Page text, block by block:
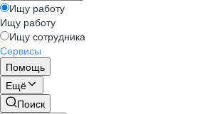
Ищу работу
Ищу работу
Ищу сотрудника
Сервисы
Помощь
Ещё
Поиск